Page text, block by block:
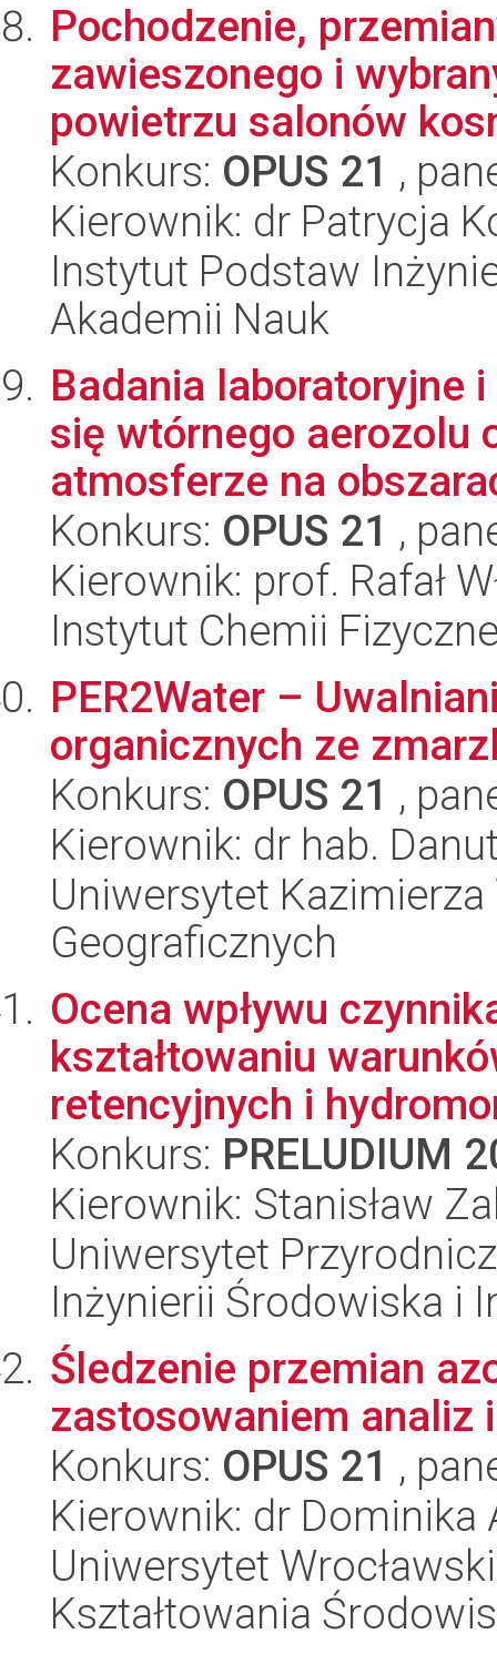
Pochodzenie,
zawieszonego i
powietrzu salonów
Konkurs: OPUS 21 ,
Kierownik: dr Patrycja
Instytut Podstaw
Akademii Nauk
Badania laboratoryjne
się wtórnego aerozolu
atmosferze na
Konkurs: OPUS 21 ,
Kierownik: prof. Rafał
Instytut Chemii
PER2Water –
organicznych ze
Konkurs: OPUS 21 ,
Kierownik: dr hab.
Uniwersytet Kazimierza
Geograficznych
Ocena wpływu
kształtowaniu
retencyjnych i
Konkurs: PRELUDIUM
Kierownik: Stanisław
Uniwersytet
Inżynierii Środowiska i
Śledzenie przemian
zastosowaniem analiz
Konkurs: OPUS 21 ,
Kierownik: dr Dominika
Uniwersytet
Kształtowania